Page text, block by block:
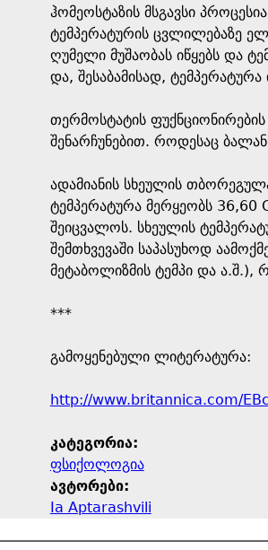
s
a
e
ჰომეოსტაზის მსგავსი
ტემპერატურის ცვლილებაზე
ღუმელი მუშაობას იწყებს და
და, შესაბამისად, ტემპერატურა
თერმოსტატის
შენარჩუნებით. როდესაც
ადამიანის სხეულის
ტემპერატურა მერყეობს 36,60
შეიცვალოს. სხეულის
შემთხვევაში საპასუხოდ
მეტაბოლიზმის ტემპი და ა.შ.),
***
გამოყენებული ლიტერატურა:
http://www.britannica.com/
კატეგორია:
ფსიქოლოგია
ავტორები:
Ia Aptarashvili